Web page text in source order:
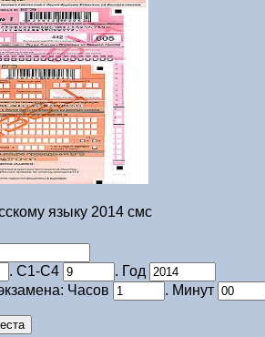
языку 2014 смс
. С1-С4
. Год
Часов
. Минут